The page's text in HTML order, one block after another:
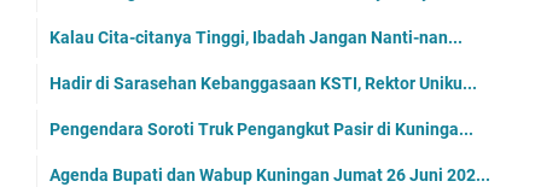
Kalau Cita-citanya Tinggi, Ibadah Jangan Nanti-nan...
Hadir di Sarasehan Kebanggasaan KSTI, Rektor Uniku...
Pengendara Soroti Truk Pengangkut Pasir di Kuninga...
Agenda Bupati dan Wabup Kuningan Jumat 26 Juni 202...